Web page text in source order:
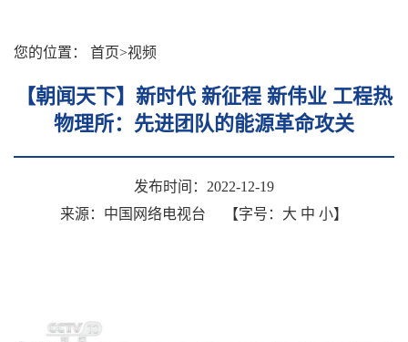
您的位置： 首页>视频
【朝闻天下】新时代 新征程 新伟业 工程热
物理所：先进团队的能源革命攻关
发布时间：2022-12-19
来源：中国网络电视台
【字号： 大 中 小】